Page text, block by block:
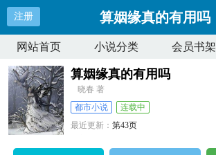
注册 算姻缘真的有用吗
网站首页 小说分类 会员书架
算姻缘真的有用吗
晓春 著
都市小说
连载中
最近更新：第43页